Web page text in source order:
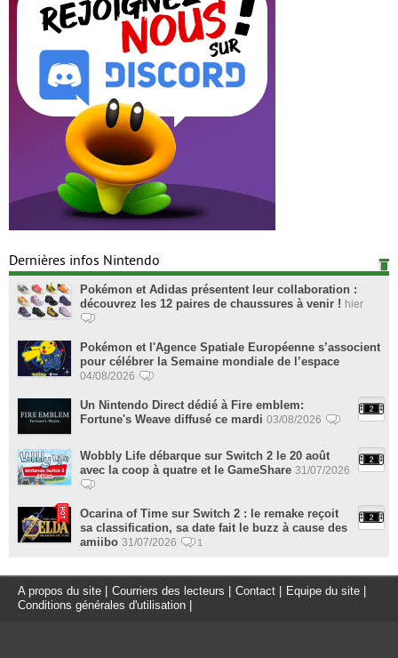
Dernières infos Nintendo
Pokémon et Adidas présentent leur collaboration :
découvrez les 12 paires de chaussures à venir ! hier
Pokémon et l'Agence Spatiale Européenne s’associent
pour célébrer la Semaine mondiale de l’espace
04/08/2026
Un Nintendo Direct dédié à Fire emblem:
Fortune's Weave diffusé ce mardi 03/08/2026
Wobbly Life débarque sur Switch 2 le 20 août
avec la coop à quatre et le GameShare 31/07/2026
Ocarina of Time sur Switch 2 : le remake reçoit
sa classification, sa date fait le buzz à cause des
amiibo 31/07/2026 1
A propos du site Courriers des lecteurs Contact Equipe du site
Conditions générales d'utilisation